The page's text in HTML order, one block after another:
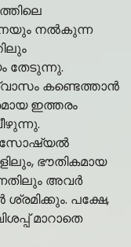
നൽകുന്ന
തേടുന്നു.
കണ്ടെത്താൻ
ഇത്തരം
സോഷ്യൽ
ഭൗതികമായ
അവർ
പക്ഷേ,
മാറാതെ